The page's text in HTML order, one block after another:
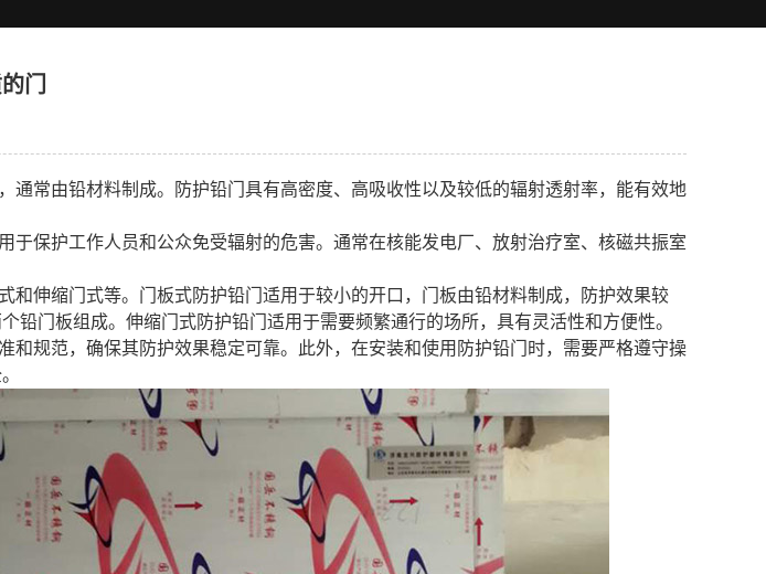
门
通常由铅材料制成。防护铅门具有高密度、高吸收性以及较低的辐射透射率，能有效地
于保护工作人员和公众免受辐射的危害。通常在核能发电厂、放射治疗室、核磁共振室
和伸缩门式等。门板式防护铅门适用于较小的开口，门板由铅材料制成，防护效果较
铅门板组成。伸缩门式防护铅门适用于需要频繁通行的场所，具有灵活性和方便性。
和规范，确保其防护效果稳定可靠。此外，在安装和使用防护铅门时，需要严格遵守操